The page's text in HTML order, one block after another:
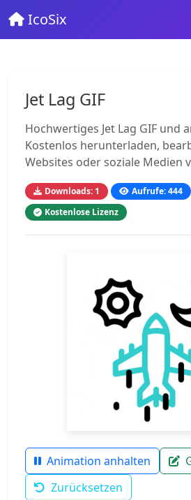
IcoSix
Jet Lag GIF
Hochwertiges Jet Lag GIF und
Kostenlos herunterladen,
Websites oder soziale Medien
Downloads: 1
Aufrufe: 444
Kostenlose Lizenz
Animation anhalten
Zurücksetzen